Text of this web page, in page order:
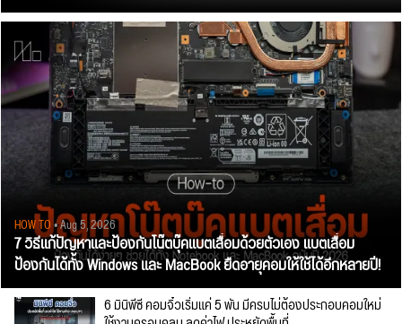
HOW TO• Aug 5, 2026
7 วิธีแก้ปัญหาและป้องกันโน๊ตบุ๊คแบตเสื่อมด้วยตัวเอง แบตเสื่อม
ป้องกันได้ทั้ง Windows และ MacBook ยืดอายุคอมให้ใช้ได้อีกหลายปี!
6 มินิพีซี คอมจิ๋วเริ่มแค่ 5 พัน มีครบไม่ต้องประกอบคอมใหม่